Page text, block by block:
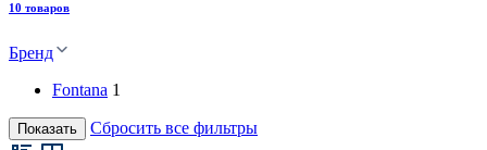
10 товаров
Бренд
Fontana 1
Показать Сбросить все фильтры